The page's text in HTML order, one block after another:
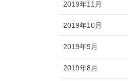
2019年11月
2019年10月
2019年9月
2019年8月